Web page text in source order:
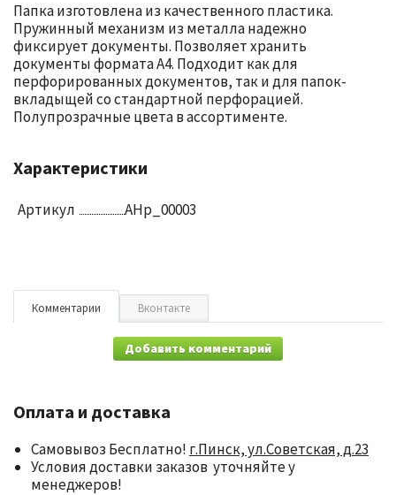
Папка изготовлена из качественного пластика.
Пружинный механизм из металла надежно
фиксирует документы. Позволяет хранить
документы формата А4. Подходит как для
перфорированных документов, так и для папок-
вкладыщей со стандартной перфорацией.
Полупрозрачные цвета в ассортименте.
Характеристики
Артикул AHp_00003
Комментарии Вконтакте
Добавить комментарий
Оплата и доставка
Самовывоз Бесплатно! г.Пинск, ул.Советская, д.23
Условия доставки заказов уточняйте у
менеджеров!